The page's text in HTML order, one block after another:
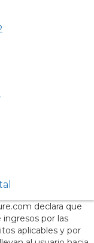
declara que
por las
aplicables y por